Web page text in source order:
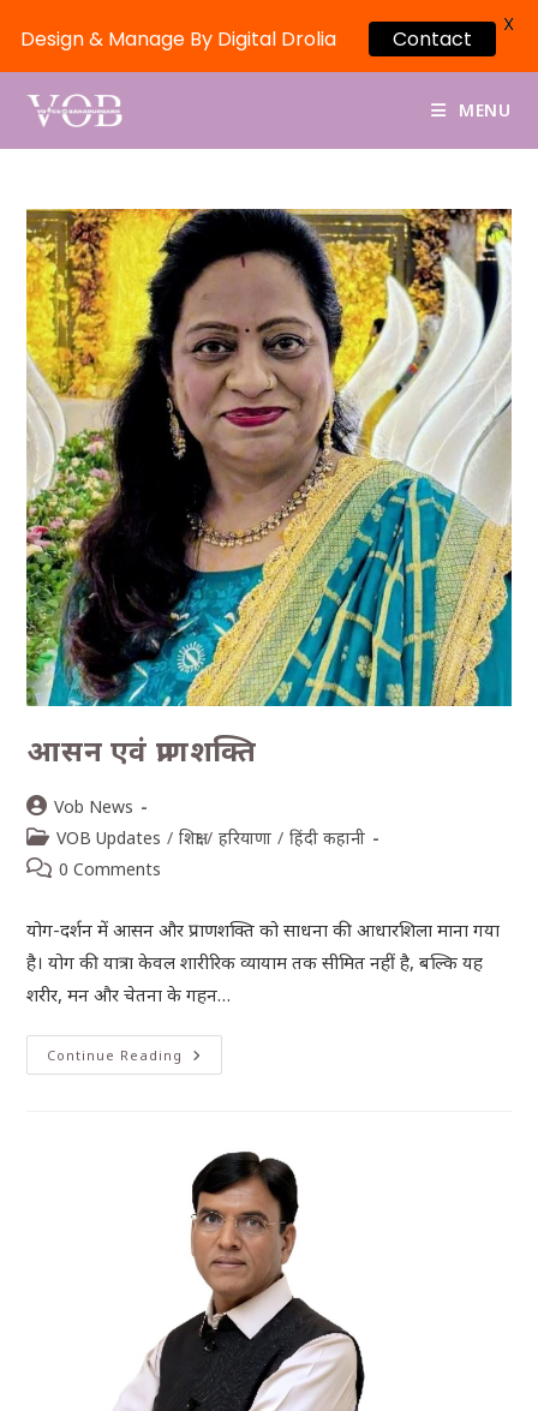
MENU
आसन एवं प्राणशक्ति
Vob News
VOB Updates / शिक्षा / हरियाणा / हिंदी कहानी
0 Comments
योग-दर्शन में आसन और प्राणशक्ति को साधना की आधारशिला माना गया
है। योग की यात्रा केवल शारीरिक व्यायाम तक सीमित नहीं है, बल्कि यह
शरीर, मन और चेतना के गहन…
Continue Reading
Design & Manage By Digital Drolia Contact
X